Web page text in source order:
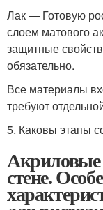
Лак — Готовую
слоем матового
защитные
обязательно.
Все материалы
требуют
5. Каковы этапы
Акриловые
стене.